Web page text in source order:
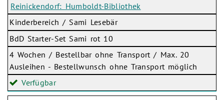
Reinickendorf: Humboldt-Bibliothek
Kinderbereich / Sami Lesebär
BdD Starter-Set Sami rot 10
4 Wochen / Bestellbar ohne Transport / Max. 20
Ausleihen - Bestellwunsch ohne Transport möglich
Verfügbar